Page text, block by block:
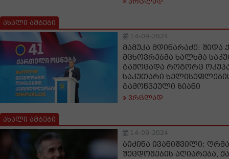
ახალი ამბები
14-09-2024
მამუკა მდინარაძე:
მცხოვრებმა ხალხმა
გამოცადა როგორც
საკუთარი
გამოწვეული ზიანი
ვრცლად
ახალი ამბები
14-09-2024
ბიძინა ივანიშვილი:
შეცდომების აღიარება,